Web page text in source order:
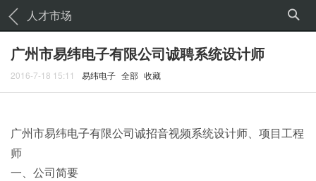
人才市场
广州市易纬电子有限公司诚聘系统设计师
2016-7-18 15:11 易纬电子 全部 收藏
广州市易纬电子有限公司诚招音视频系统设计师、项目工程
师
一、公司简要